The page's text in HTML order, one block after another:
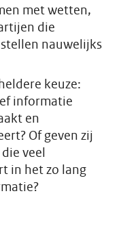
met wetten,
die
nauwelijks
keuze:
informatie
en
Of geven zij
veel
in het zo lang